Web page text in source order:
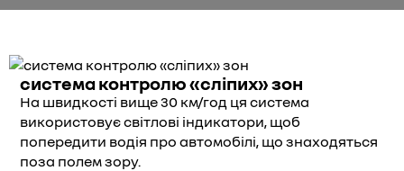
система контролю «сліпих» зон
На швидкості вище 30 км/год ця система
використовує світлові індикатори, щоб
попередити водія про автомобілі, що знаходяться
поза полем зору.